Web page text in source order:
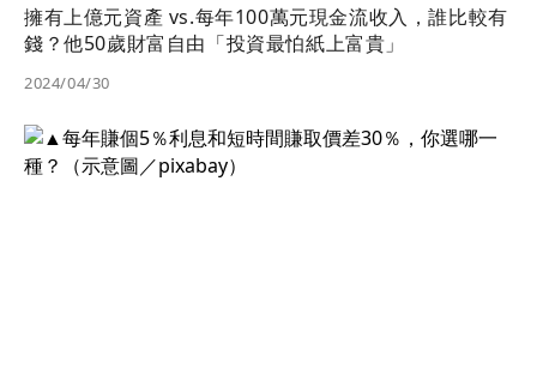
擁有上億元資產 vs.每年100萬元現金流收入，誰比較有
錢？他50歲財富自由「投資最怕紙上富貴」
2024/04/30